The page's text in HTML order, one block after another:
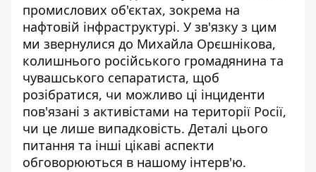
промислових об'єктах, зокрема на
нафтовій інфраструктурі. У зв'язку з цим
ми звернулися до Михайла Орєшнікова,
колишнього російського громадянина та
чувашського сепаратиста, щоб
розібратися, чи можливо ці інциденти
пов'язані з активістами на території Росії,
чи це лише випадковість. Деталі цього
питання та інші цікаві аспекти
обговорюються в нашому інтерв'ю.